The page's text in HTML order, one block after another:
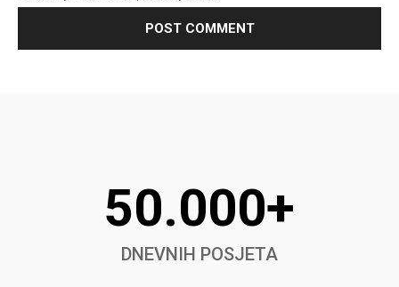
50.000+
DNEVNIH POSJETA